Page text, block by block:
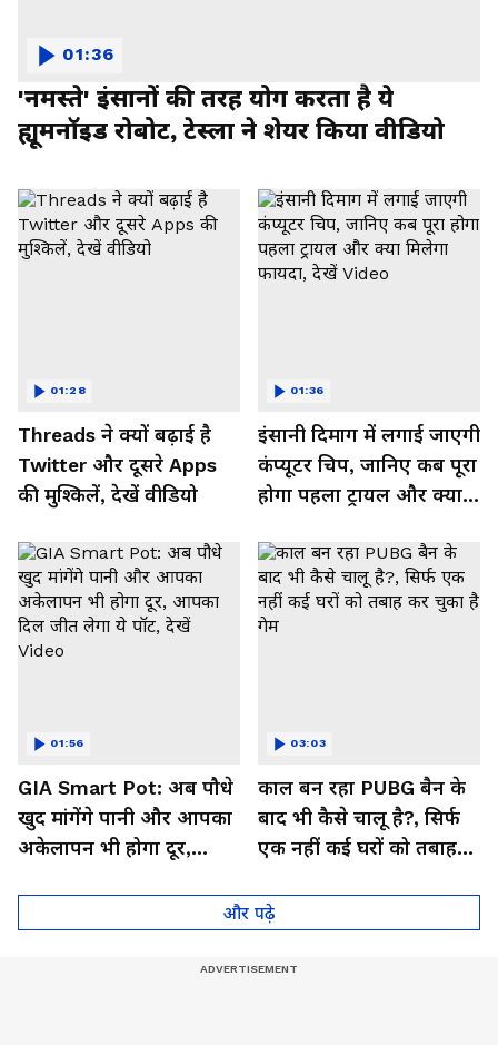
'नमस्ते' इंसानों की तरह योग करता है ये
ह्यूमनॉइड रोबोट, टेस्ला ने शेयर किया वीडियो
01:36
Threads ने क्यों बढ़ाई है
Twitter और दूसरे Apps
की मुश्किलें, देखें वीडियो
01:28
इंसानी दिमाग में लगाई जाएगी
कंप्यूटर चिप, जानिए कब पूरा
होगा पहला ट्रायल और क्या
01:36
GIA Smart Pot: अब पौधे
खुद मांगेंगे पानी और आपका
अकेलापन भी होगा दूर,
01:56
काल बन रहा PUBG बैन के
बाद भी कैसे चालू है?, सिर्फ
एक नहीं कई घरों को तबाह
03:03
और पढ़े